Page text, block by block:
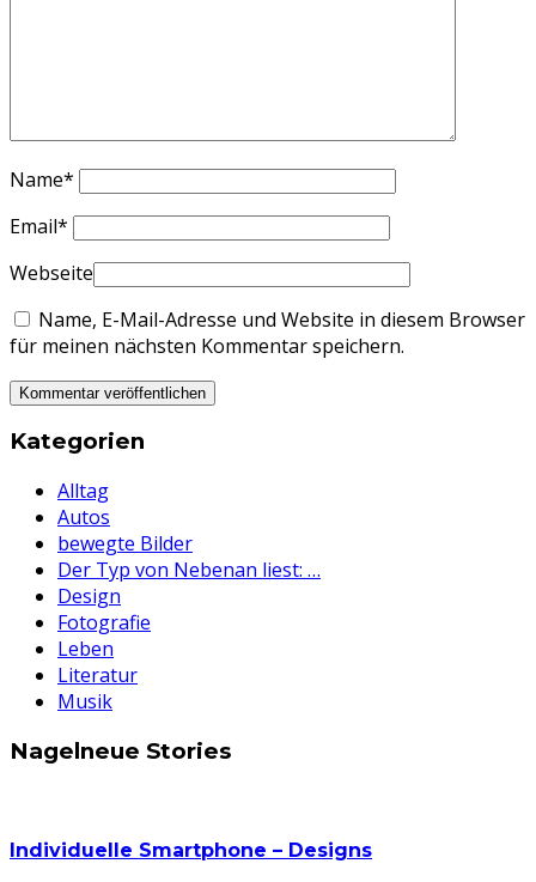
Name*
Email*
Webseite
Name, E-Mail-Adresse und Website in diesem Browser
für meinen nächsten Kommentar speichern.
Kategorien
Alltag
Autos
bewegte Bilder
Der Typ von Nebenan liest: …
Design
Fotografie
Leben
Literatur
Musik
Nagelneue Stories
Individuelle Smartphone – Designs